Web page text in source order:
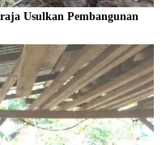
Usulkan Pembangunan